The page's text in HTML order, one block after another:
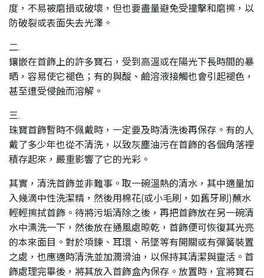
度，不易被磨損或破壞，但也要盡量避免受撞擊和磨擦，以
防破裂或表面失去光澤。
二.
鑲嵌在首飾上的許多寶石，受到高溫或在陽光下長時間的暴
晒，容易使它褪色；有的與酸、鹼溶液接觸也會引起褪色，
甚至遭受侵蝕而溶解。
三.
珠寶首飾暫時不佩戴時，一定要及時清洗後再保存。有的人
戴了多少年也從不清洗，以致灰塵油污在首飾的各個角落裡
積存起來，嚴重影響了它的光彩。
其實，清洗首飾並非難事。取一碗溫熱的清水，其中適量加
入幾滴中性洗潔精，然後用棉花(或小毛刷，如舊牙刷)蘸水
輕輕擦拭首飾。待將污垢清除之後，再把首飾放在另一碗清
水中漂洗一下，然後放在通風處晾乾，首飾便可恢復其光亮
的本來面目。對於項鍊、耳環、吊墜等有開關或有彈簧裝置
之處，也應適時清洗並加潤滑油，以保持其清潔與靈活。首
飾處理完畢後，將其放入首飾盒內保存。放置時，宜將寶石